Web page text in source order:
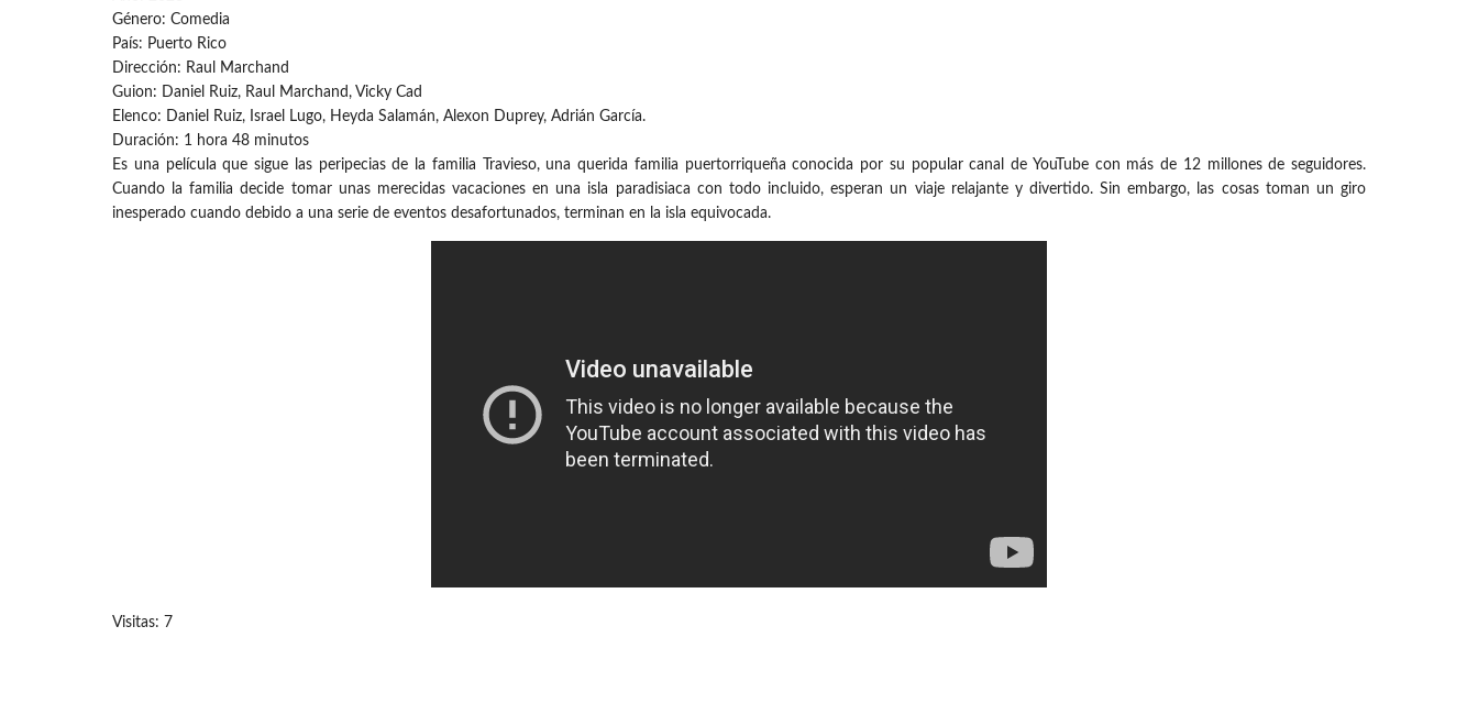
Género: Comedia
País: Puerto Rico
Dirección: Raul Marchand
Guion: Daniel Ruiz, Raul Marchand, Vicky Cad
Elenco: Daniel Ruiz, Israel Lugo, Heyda Salamán, Alexon Duprey, Adrián García.
Duración: 1 hora 48 minutos
Es una película que sigue las peripecias de la familia Travieso, una querida familia puertorriqueña conocida por su popular canal de YouTube con más de 12 millones de seguidores.
Cuando la familia decide tomar unas merecidas vacaciones en una isla paradisiaca con todo incluido, esperan un viaje relajante y divertido. Sin embargo, las cosas toman un giro
inesperado cuando debido a una serie de eventos desafortunados, terminan en la isla equivocada.
Visitas: 7